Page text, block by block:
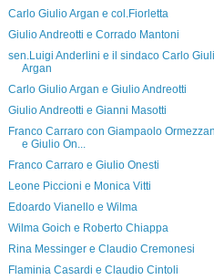
Carlo Giulio Argan e col.Fiorletta
Giulio Andreotti e Corrado Mantoni
sen.Luigi Anderlini e il sindaco Carlo
Argan
Carlo Giulio Argan e Giulio Andreotti
Giulio Andreotti e Gianni Masotti
Franco Carraro con Giampaolo
e Giulio On...
Franco Carraro e Giulio Onesti
Leone Piccioni e Monica Vitti
Edoardo Vianello e Wilma
Wilma Goich e Roberto Chiappa
Rina Messinger e Claudio Cremonesi
Flaminia Casardi e Claudio Cintoli